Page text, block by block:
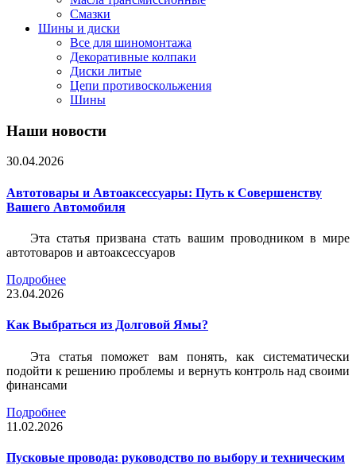
Смазки
Шины и диски
Все для шиномонтажа
Декоративные колпаки
Диски литые
Цепи противоскольжения
Шины
Наши новости
30.04.2026
Автотовары и Автоаксессуары: Путь к Совершенству
Вашего Автомобиля
Эта статья призвана стать вашим проводником в мире
автотоваров и автоаксессуаров
Подробнее
23.04.2026
Как Выбраться из Долговой Ямы?
Эта статья поможет вам понять, как систематически
подойти к решению проблемы и вернуть контроль над своими
финансами
Подробнее
11.02.2026
Пусковые провода: руководство по выбору и техническим